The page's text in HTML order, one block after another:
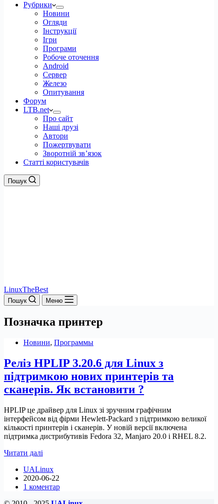
Рубрики
Новини
Огляди
Інструкції
Ігри
Програми
Робоче оточення
Android
Сервер
Железо
Опитування
Форум
LTB.net
Про сайт
Наші друзі
Автори
Пожертвувати
Зворотній зв’язок
Статті користувачів
Пошук
LinuxTheBest
Пошук Меню
Позначка принтер
Новини, Программы
Реліз HPLIP 3.20.6 для Linux з
підтримкою нових принтерів та
сканерів. Як встановити ?
HPLIP це драйвер для Linux зі зручним графічним
інтерфейсом від фірми Hewlett-Packard з підтримкою великої
кількості принтерів і сканерів. У новій версії включена
підтримка дистрибутивів Fedora 32, Manjaro 20.0 і RHEL 8.2.
Читати далі
3.20.6
для
Linux
UALinux
2020-06-22
1 коментар